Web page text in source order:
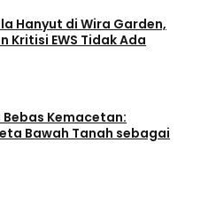
Hanyut di Wira Garden,
Kritisi EWS Tidak Ada
Kemacetan:
Bawah Tanah sebagai